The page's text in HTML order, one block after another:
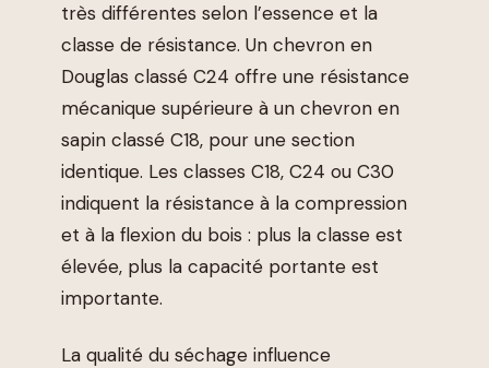
très différentes selon l’essence et la
classe de résistance. Un chevron en
Douglas classé C24 offre une résistance
mécanique supérieure à un chevron en
sapin classé C18, pour une section
identique. Les classes C18, C24 ou C30
indiquent la résistance à la compression
et à la flexion du bois : plus la classe est
élevée, plus la capacité portante est
importante.
La qualité du séchage influence